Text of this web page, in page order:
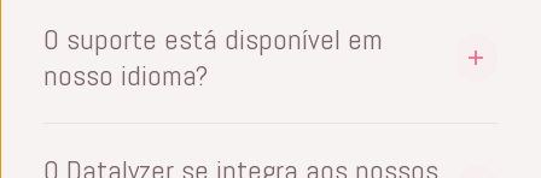
(simultâneas), de modo que o senhor pode
adicionar licenças à medida que avança. O
locais (plantas) em que cada usuário verá
O suporte está disponível em
nosso idioma?
O Datalyzer se integra aos nossos